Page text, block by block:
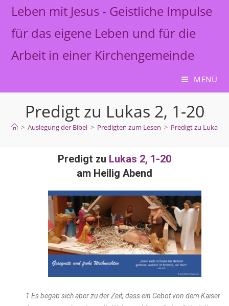
Leben mit Jesus - Geistliche Impulse
für das eigene Leben und für die
Arbeit in einer Kirchengemeinde
MENÜ
Predigt zu Lukas 2, 1-20
> Auslegung der Bibel > Predigten zum Lesen > Predigt zu Lukas 2,
Predigt zu Lukas 2, 1-20
am Heilig Abend
1 Es begab sich aber zu der Zeit, dass ein Gebot von dem Kaiser